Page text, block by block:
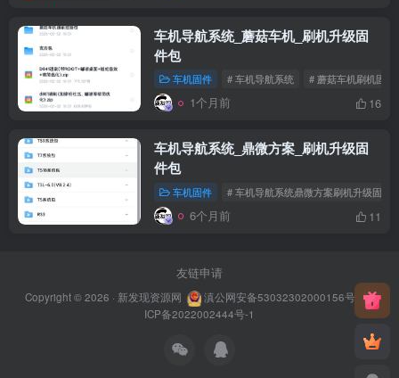
车机导航系统_蘑菇车机_刷机升级固
件包
车机固件 # 车机导航系统 # 蘑菇车机刷机固件
1个月前 16
车机导航系统_鼎微方案_刷机升级固
件包
车机固件 # 车机导航系统鼎微方案刷机升级固件
6个月前 11
友链申请
Copyright © 2026 · 新发现资源网 滇公网安备53032302000156号
滇
ICP备2022002444号-1